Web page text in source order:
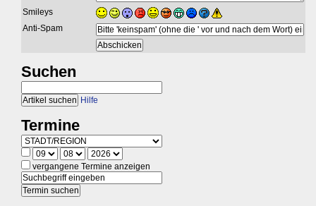
Smileys
Anti-Spam
Suchen
Hilfe
Termine
vergangene Termine anzeigen